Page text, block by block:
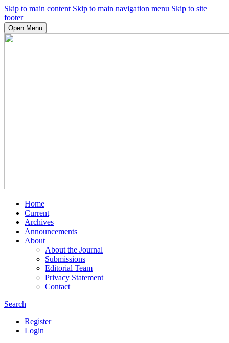
Skip to main content Skip to main navigation menu Skip to site
footer
Open Menu
Home
Current
Archives
Announcements
About
About the Journal
Submissions
Editorial Team
Privacy Statement
Contact
Search
Register
Login